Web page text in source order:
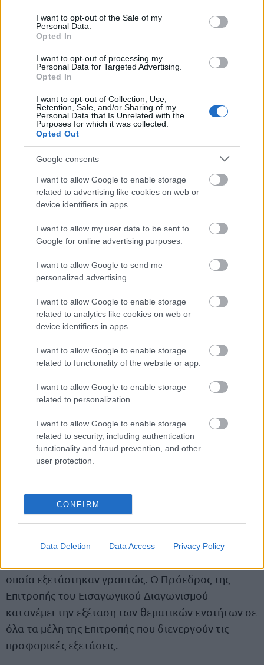
consent section.
I want to opt-out of the Sale of my
Personal Data.
Opted In
I want to opt-out of processing my
Personal Data for Targeted Advertising.
Opted In
I want to opt-out of Collection, Use,
Retention, Sale, and/or Sharing of my
Personal Data that Is Unrelated with the
Purposes for which it was collected.
Opted Out
Google consents
I want to allow Google to enable storage
related to advertising like cookies on web or
device identifiers in apps.
I want to allow my user data to be sent to
Google for online advertising purposes.
I want to allow Google to send me
personalized advertising.
I want to allow Google to enable storage
related to analytics like cookies on web or
device identifiers in apps.
I want to allow Google to enable storage
related to functionality of the website or app.
I want to allow Google to enable storage
related to personalization.
I want to allow Google to enable storage
related to security, including authentication
functionality and fraud prevention, and other
user protection.
CONFIRM
Data Deletion Data Access Privacy Policy
Δικαστικών Λειτουργών (ν. 4938/2022, Α’ 109),
όπως ισχύουν και του Οργανικού Νόμου του
στοιχεία δικαίου, ιδίως συνταγματικού και
δικονομικού.
Τα θέματα της περ. β’βαθμολογούνται από τους
δικαστικούς λειτουργούςκαι τα θέματα των περ.
α’ και γ’ από όλα τα
Πρόεδρος της Επιτροπήςτου Εισαγωγικού
αντικειμένων κατά τέτοιο τρόπο, ώστε σε κάθε
εξεταζόμενο αντικείμενο να αντιστοιχούν δύο
βαθμολογητές. Οι βαθμολογητές προετοιμάζουν ο
καθένας από δύο θέματα για το αντικείμενο που
πρόκειται να βαθμολογήσουν για κάθε κατηγορία
εξεταζόμενων.
Την ημέρα των εξετάσεων συνέρχεται η Επιτροπή,
εγκρίνει κατά πλειοψηφία δύο από τα θέματα αυτά
και ο Πρόεδρος αυτής, ενώπιον όλων των μελών
της Επιτροπής, διενεργεί κλήρωση και το θέμα που
τίθεται στις εξετάσεις. Τα αποτελέσματα του
πρώτου σταδίου ανακοινώνονται το αργότερο
μέχρι το τέλος του μηνός Οκτωβρίου 2026 και
επιτυχόντες του πρώτου σταδίου
συμμετέχουν στο δεύτερο
Το δεύτερο στάδιο περιλαμβάνει
προφορική
οποία εξετάστηκαν γραπτώς. Ο Πρόεδρος της
Επιτροπής του Εισαγωγικού Διαγωνισμού
κατανέμει την εξέταση των θεματικών ενοτήτων σε
όλα τα μέλη της Επιτροπής που διενεργούν τις
προφορικές εξετάσεις.